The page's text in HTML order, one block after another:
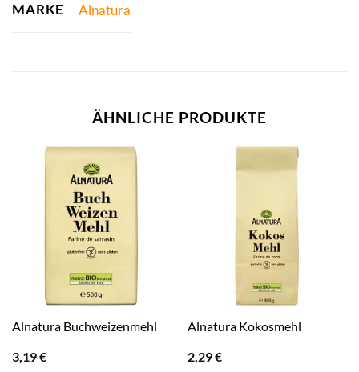
MARKE Alnatura
ÄHNLICHE PRODUKTE
Alnatura Buchweizenmehl
3,19€
Alnatura Kokosmehl
2,29€